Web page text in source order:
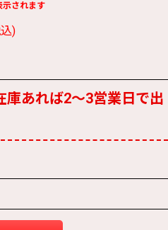
)
あれば2〜3営業日で出